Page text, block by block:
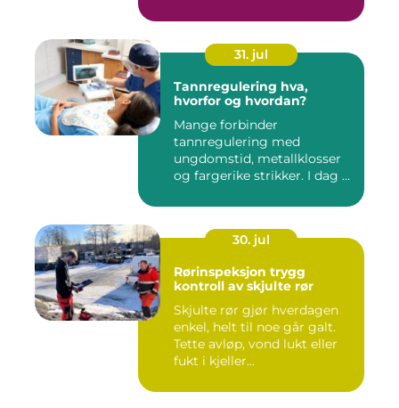
31. jul
Tannregulering hva,
hvorfor og hvordan?
Mange forbinder
tannregulering med
ungdomstid, metallklosser
og fargerike strikker. I dag er
30. jul
Rørinspeksjon trygg
kontroll av skjulte rør
Skjulte rør gjør hverdagen
enkel, helt til noe går galt.
Tette avløp, vond lukt eller
fukt i kjeller...